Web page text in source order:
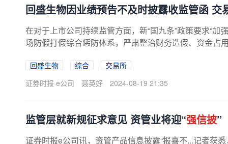
回盛生物因业绩预告不及时披露收监管函 交
在对于上市公司持续监管方面，新“国九条”政策要求“
场防假打假综合惩防体系，严肃整治财务造假、资金占
回盛生物 综合
交易所
证券时报·e公司
聂英好 2024-08-19 21:35
监管层就新规征求意见 资管业将迎“强信披”
证券时报e公司讯，资管产品信息披露“报喜不...记者获